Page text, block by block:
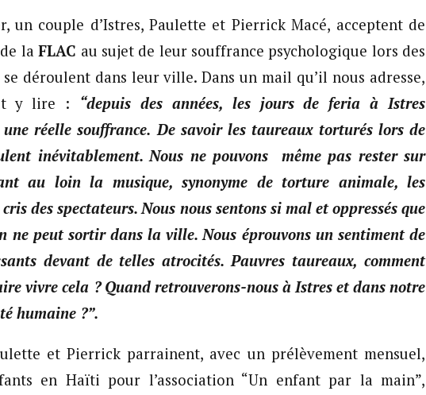
un couple d’Istres, Paulette et Pierrick Macé, acceptent de
de laFLAC au sujet de leur souffrance psychologique lors des
déroulent dans leur ville. Dans un mail qu’il nous adresse,
y lire : “depuis des années, les jours de feria à Istres
réelle souffrance. De savoir les taureaux torturés lors de
inévitablement. Nous ne pouvons même pas rester sur
au loin la musique, synonyme de torture animale, les
des spectateurs. Nous nous sentons si mal et oppressés que
ne peut sortir dans la ville. Nous éprouvons un sentiment de
devant de telles atrocités. Pauvres taureaux, comment
vivre cela ? Quand retrouverons-nous à Istres et dans notre
humaine ?”.
et Pierrick parrainent, avec un prélèvement mensuel,
en Haïti pour l’association “Un enfant par la main”,